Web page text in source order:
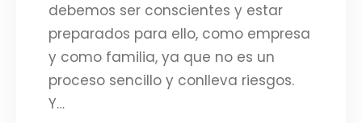
debemos ser conscientes y estar
preparados para ello, como empresa
y como familia, ya que no es un
proceso sencillo y conlleva riesgos.
Y…